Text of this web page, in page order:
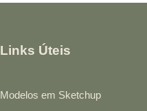
Links Úteis
Modelos em Sketchup